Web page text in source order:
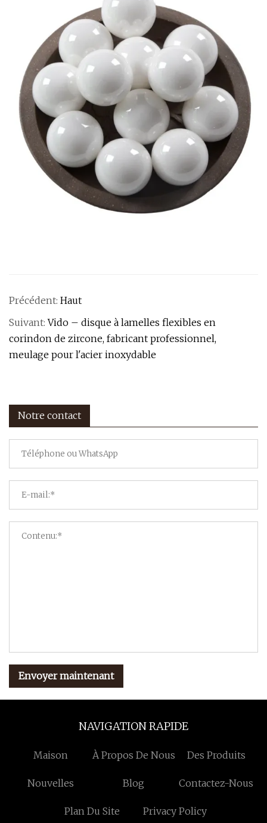
Précédent: Haut
Suivant:Vido – disque à lamelles flexibles en
corindon de zircone, fabricant professionnel,
meulage pour l'acier inoxydable
Notre contact
Envoyer maintenant
NAVIGATION RAPIDE
Maison À Propos De Nous Des Produits
Nouvelles Blog Contactez-Nous
Plan Du Site Privacy Policy